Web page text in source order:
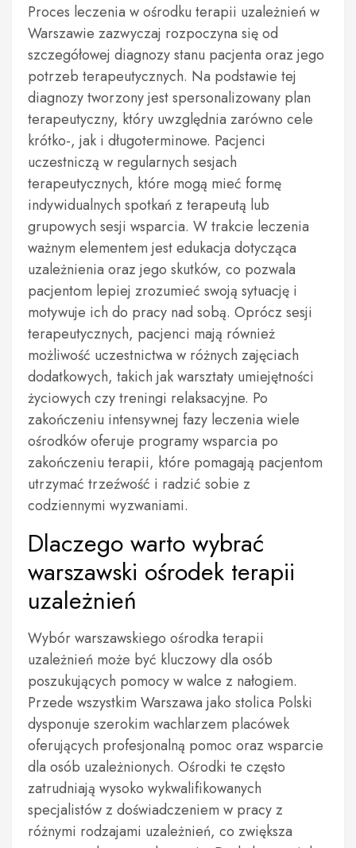
Proces leczenia w ośrodku terapii uzależnień w
Warszawie zazwyczaj rozpoczyna się od
szczegółowej diagnozy stanu pacjenta oraz jego
potrzeb terapeutycznych. Na podstawie tej
diagnozy tworzony jest spersonalizowany plan
terapeutyczny, który uwzględnia zarówno cele
krótko-, jak i długoterminowe. Pacjenci
uczestniczą w regularnych sesjach
terapeutycznych, które mogą mieć formę
indywidualnych spotkań z terapeutą lub
grupowych sesji wsparcia. W trakcie leczenia
ważnym elementem jest edukacja dotycząca
uzależnienia oraz jego skutków, co pozwala
pacjentom lepiej zrozumieć swoją sytuację i
motywuje ich do pracy nad sobą. Oprócz sesji
terapeutycznych, pacjenci mają również
możliwość uczestnictwa w różnych zajęciach
dodatkowych, takich jak warsztaty umiejętności
życiowych czy treningi relaksacyjne. Po
zakończeniu intensywnej fazy leczenia wiele
ośrodków oferuje programy wsparcia po
zakończeniu terapii, które pomagają pacjentom
utrzymać trzeźwość i radzić sobie z
codziennymi wyzwaniami.
Dlaczego warto wybrać
warszawski ośrodek terapii
uzależnień
Wybór warszawskiego ośrodka terapii
uzależnień może być kluczowy dla osób
poszukujących pomocy w walce z nałogiem.
Przede wszystkim Warszawa jako stolica Polski
dysponuje szerokim wachlarzem placówek
oferujących profesjonalną pomoc oraz wsparcie
dla osób uzależnionych. Ośrodki te często
zatrudniają wysoko wykwalifikowanych
specjalistów z doświadczeniem w pracy z
różnymi rodzajami uzależnień, co zwiększa